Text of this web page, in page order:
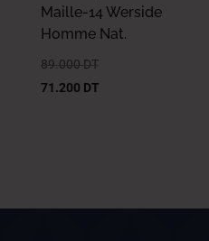
Maille-14 Werside
Homme Nat.
89.000 DT
71.200 DT